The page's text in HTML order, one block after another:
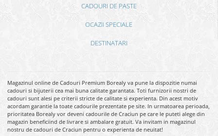
CADOURI DE PASTE
OCAZII SPECIALE
DESTINATARI
Magazinul online de Cadouri Premium Borealy va pune la dispozitie numai
cadouri si bijuterii cea mai buna calitate garantata. Toti furnizorii nostri de
cadouri sunt alesi pe criterii stricte de calitate si experienta. Din acest motiv
acordam garantie la toate cadourile prezentate pe site. In urmatoarea perioada,
prioritatea Borealy vor deveni cadourile de Craciun pe care le puteti alege din
magazin beneficiind de livrare si ambalare gratuit. Va invitam in magazinul
nostru de cadouri de Craciun pentru o experienta de neuitat!